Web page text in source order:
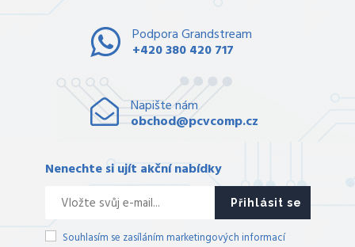
Podpora Grandstream
+420 380 420 717
Napište nám
obchod@pcvcomp.cz
Nenechte si ujít akční nabídky
Přihlásit se
Souhlasím se zasíláním marketingových informací